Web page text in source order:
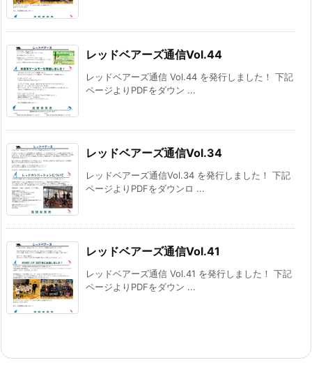
レッドベアーズ通信Vol.44
レッドベアーズ通信 Vol.44 を発行しました！ 下記
ページよりPDFをダウン ...
レッドベアーズ通信Vol.34
レッドベアーズ通信Vol.34 を発行しました！ 下記
ページよりPDFをダウンロ ...
レッドベアーズ通信Vol.41
レッドベアーズ通信 Vol.41 を発行しました！ 下記
ページよりPDFをダウン ...